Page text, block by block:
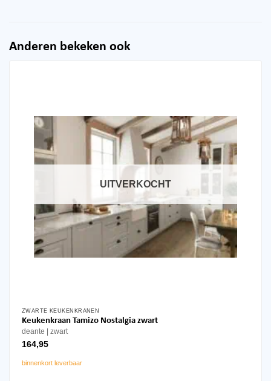
Anderen bekeken ook
UITVERKOCHT
ZWARTE KEUKENKRANEN
Keukenkraan Tamizo Nostalgia zwart
deante zwart
164,95
binnenkort leverbaar